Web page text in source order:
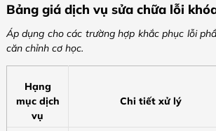
Bảng giá dịch vụ sửa chữa lỗi
Áp dụng cho các trường hợp khắc phục lỗi
căn chỉnh cơ học.
Hạng
mục dịch
vụ
Chi tiết xử lý